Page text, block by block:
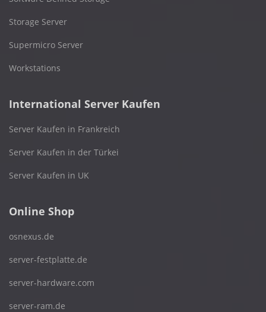
Storage Server
Supermicro Server
Workstations
International Server Kaufen
Server Kaufen in Frankreich
Server Kaufen in der Türkei
Server Kaufen in UK
Online Shop
osnexus.de
server-festplatte.de
server-hardware.com
server-ram.de